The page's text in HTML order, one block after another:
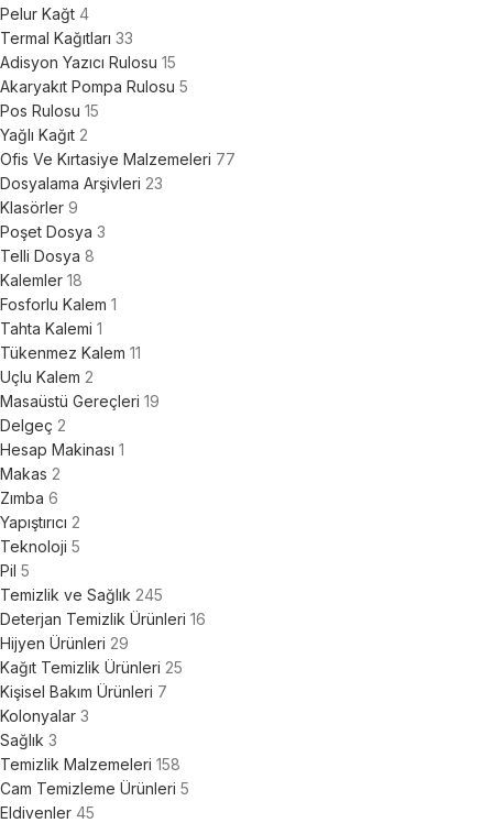
Pelur Kağt 4
Termal Kağıtları 33
Adisyon Yazıcı Rulosu 15
Akaryakıt Pompa Rulosu 5
Pos Rulosu 15
Yağlı Kağıt 2
Ofis Ve Kırtasiye Malzemeleri 77
Dosyalama Arşivleri 23
Klasörler 9
Poşet Dosya 3
Telli Dosya 8
Kalemler 18
Fosforlu Kalem 1
Tahta Kalemi 1
Tükenmez Kalem 11
Uçlu Kalem 2
Masaüstü Gereçleri 19
Delgeç 2
Hesap Makinası 1
Makas 2
Zımba 6
Yapıştırıcı 2
Teknoloji 5
Pil 5
Temizlik ve Sağlık 245
Deterjan Temizlik Ürünleri 16
Hijyen Ürünleri 29
Kağıt Temizlik Ürünleri 25
Kişisel Bakım Ürünleri 7
Kolonyalar 3
Sağlık 3
Temizlik Malzemeleri 158
Cam Temizleme Ürünleri 5
Eldivenler 45